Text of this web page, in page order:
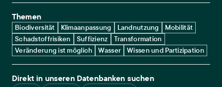
Themen
Biodiversität Klimaanpassung Landnutzung
Mobilität
Schadstoffrisiken
Suffizienz
Transformation
Veränderung ist möglich
Wasser Wissen und Partizipation
Direkt in unseren Datenbanken suchen